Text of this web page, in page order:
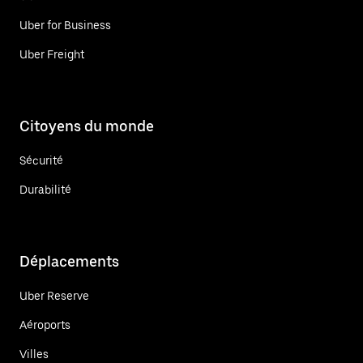
Uber for Business
Uber Freight
Citoyens du monde
Sécurité
Durabilité
Déplacements
Uber Reserve
Aéroports
Villes